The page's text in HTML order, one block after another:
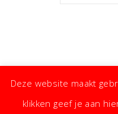
Deze website maakt
klikken geef je aan